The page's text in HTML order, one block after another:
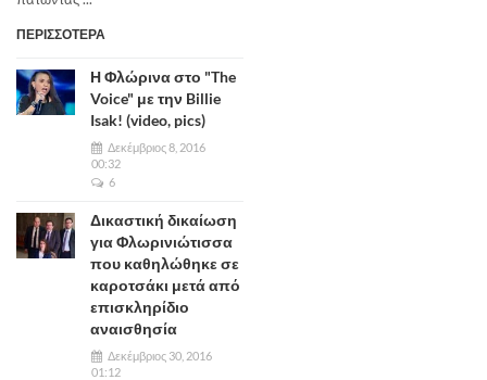
ΠΕΡΙΣΣΟΤΕΡΑ
Η Φλώρινα στο "The
Voice" με την Billie
Isak! (video, pics)
Δεκέμβριος 8, 2016
00:32
6
Δικαστική δικαίωση
για Φλωρινιώτισσα
που καθηλώθηκε σε
καροτσάκι μετά από
επισκληρίδιο
αναισθησία
Δεκέμβριος 30, 2016
01:12